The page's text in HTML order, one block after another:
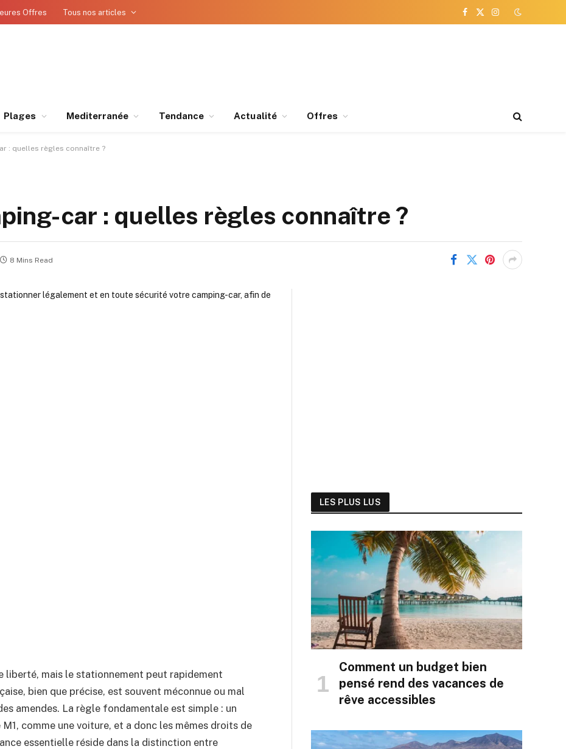
Offres Tous nos articles
Facebook
X
Instagram
Plages Mediterranée Tendance Actualité Offres
: quelles règles connaître ?
car : quelles règles connaître ?
8 Mins Read
liberté, mais le stationnement peut rapidement
bien que précise, est souvent méconnue ou mal
amendes. La règle fondamentale est simple : un
comme une voiture, et a donc les mêmes droits de
essentielle réside dans la distinction entre
LES PLUS LUS
Comment un budget bien
pensé rend des vacances de
rêve accessibles